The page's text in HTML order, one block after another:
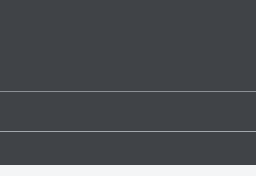
Sallèles-d'Aude
Promeneur de Chien à Trèbes